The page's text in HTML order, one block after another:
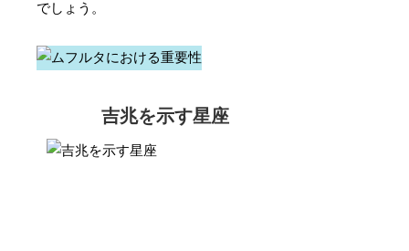
でしょう。
吉兆を示す星座